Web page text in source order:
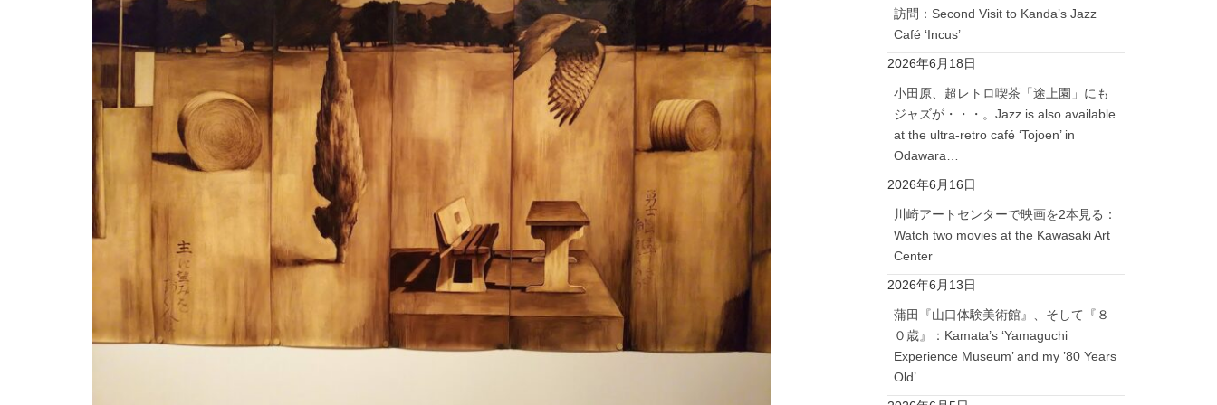
訪問：Second Visit to Kanda’s Jazz
Café ‘Incus’
2026年6月18日
小田原、超レトロ喫茶「途上園」にも
ジャズが・・・。Jazz is also available
at the ultra-retro café ‘Tojoen’ in
Odawara…
2026年6月16日
川崎アートセンターで映画を2本見る：
Watch two movies at the Kawasaki Art
Center
2026年6月13日
蒲田『山口体験美術館』、そして『８
０歳』：Kamata’s ‘Yamaguchi
Experience Museum’ and my ’80 Years
Old’